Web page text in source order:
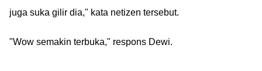
juga suka gilir dia," kata netizen tersebut.
"Wow semakin terbuka," respons Dewi.